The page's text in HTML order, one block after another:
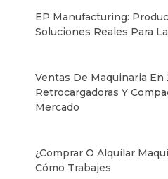
EP Manufacturing:
Soluciones Reales Para
Ventas De Maquinaria En
Retrocargadoras Y
Mercado
¿Comprar O Alquilar
Cómo Trabajes